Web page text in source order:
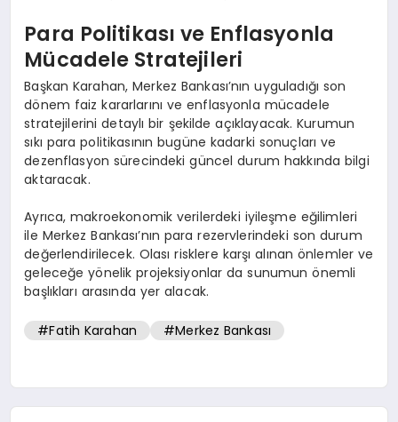
Para Politikası ve Enflasyonla
Mücadele Stratejileri
Başkan Karahan, Merkez Bankası’nın uyguladığı son
dönem faiz kararlarını ve enflasyonla mücadele
stratejilerini detaylı bir şekilde açıklayacak. Kurumun
sıkı para politikasının bugüne kadarki sonuçları ve
dezenflasyon sürecindeki güncel durum hakkında bilgi
aktaracak.
Ayrıca, makroekonomik verilerdeki iyileşme eğilimleri
ile Merkez Bankası’nın para rezervlerindeki son durum
değerlendirilecek. Olası risklere karşı alınan önlemler ve
geleceğe yönelik projeksiyonlar da sunumun önemli
başlıkları arasında yer alacak.
#Fatih Karahan #Merkez Bankası